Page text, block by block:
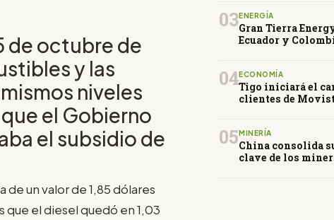
de octubre de
y las
niveles
el Gobierno
el subsidio de
un valor de 1,85 dólares
que el diesel quedó en 1,03
03ENERGÍA
Gran Tierra
Ecuador y
04ECONOMÍA
Tigo iniciará el
clientes de
05 MINERÍA
China consolida
clave de los